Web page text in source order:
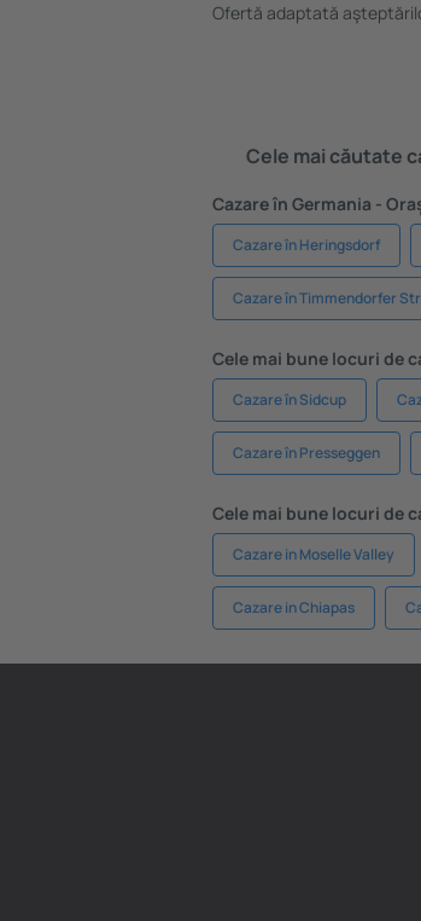
Ofertă adaptată
Cele mai căutate
Cazare în Germania -
Cazare în Heringsdorf
Cazare în Timmendorfer
Cele mai bune locuri de
Cazare în Sidcup
Cazare în Presseggen
Cele mai bune locuri de
Cazare in Moselle Valley
Cazare in Chiapas